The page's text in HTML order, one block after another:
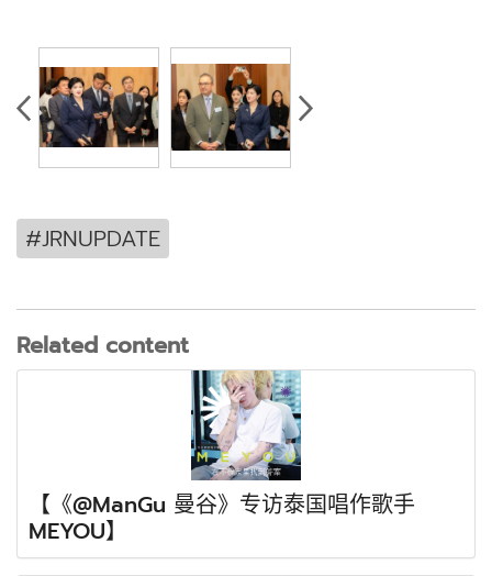
#JRNUPDATE
Related content
【《@ManGu 曼谷》专访泰国唱作歌手
MEYOU】